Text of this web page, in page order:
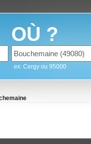
OÙ ?
ex: Cergy ou 95000